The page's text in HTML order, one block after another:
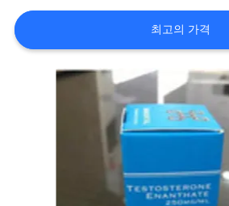
품
질
최고의 가격